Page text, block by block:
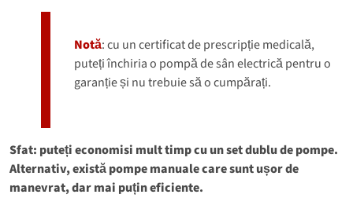
Notă: cu un certificat de prescripție medicală,
puteți închiria o pompă de sân electrică pentru o
garanție și nu trebuie să o cumpărați.
Sfat: puteți economisi mult timp cu un set dublu de pompe.
Alternativ, există pompe manuale care sunt ușor de
manevrat, dar mai puțin eficiente.